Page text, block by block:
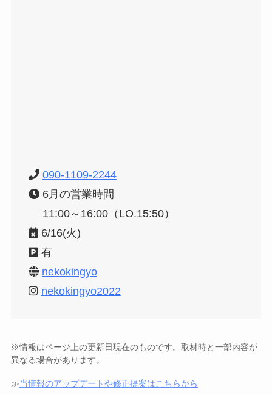
090-1109-2244
6月の営業時間
11:00～16:00（LO.15:50）
6/16(火)
有
nekokingyo
nekokingyo2022
※情報はページ上の更新日現在のものです。取材時と一部内容が
異なる場合があります。
≫当情報のアップデートや修正提案はこちらから